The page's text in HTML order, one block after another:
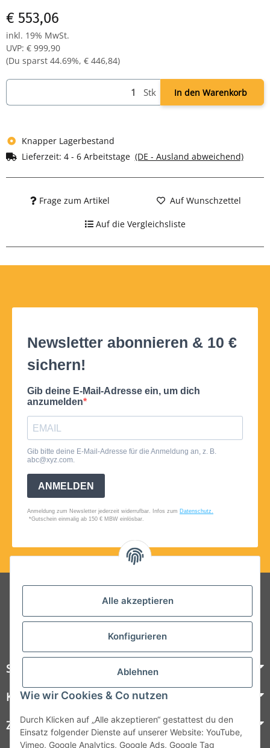
Alle akzeptieren
Konfigurieren
Ablehnen
Wie wir Cookies & Co nutzen
Durch Klicken auf „Alle akzeptieren“ gestattest du den
Einsatz folgender Dienste auf unserer Website: YouTube,
Vimeo, Google Analytics, Google Ads, Google Tag
€ 553,06
inkl. 19% MwSt.
UVP: € 999,90
(Du sparst 44.69%, € 446,84)
Stk In den Warenkorb
Knapper Lagerbestand
Lieferzeit: 4 - 6 Arbeitstage (DE - Ausland abweichend)
Frage zum Artikel Auf Wunschzettel
Auf die Vergleichsliste
Folgt uns auf Social Media
Steelboxx
Kundenservice
Zahlungsmöglichkeiten